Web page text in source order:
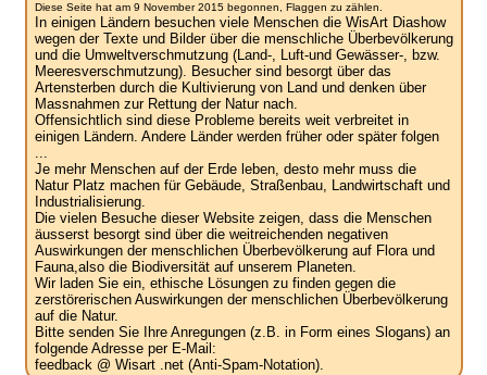
Diese Seite hat am 9 November 2015 begonnen, Flaggen zu zählen.
In einigen Ländern besuchen viele Menschen die WisArt Diashow
wegen der Texte und Bilder über die menschliche Überbevölkerung
und die Umweltverschmutzung (Land-, Luft-und Gewässer-, bzw.
Meeresverschmutzung). Besucher sind besorgt über das
Artensterben durch die Kultivierung von Land und denken über
Massnahmen zur Rettung der Natur nach.
Offensichtlich sind diese Probleme bereits weit verbreitet in
einigen Ländern. Andere Länder werden früher oder später folgen
...
Je mehr Menschen auf der Erde leben, desto mehr muss die
Natur Platz machen für Gebäude, Straßenbau, Landwirtschaft und
Industrialisierung.
Die vielen Besuche dieser Website zeigen, dass die Menschen
äusserst besorgt sind über die weitreichenden negativen
Auswirkungen der menschlichen Überbevölkerung auf Flora und
Fauna,also die Biodiversität auf unserem Planeten.
Wir laden Sie ein, ethische Lösungen zu finden gegen die
zerstörerischen Auswirkungen der menschlichen Überbevölkerung
auf die Natur.
Bitte senden Sie Ihre Anregungen (z.B. in Form eines Slogans) an
folgende Adresse per E-Mail:
feedback @ Wisart .net (Anti-Spam-Notation).